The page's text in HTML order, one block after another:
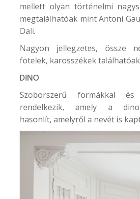
mellett olyan történelmi
megtalálhatóak mint Antoni
Dali.
Nagyon jellegzetes, össze
fotelek, karosszékek
DINO
Szoborszerű formákkal
rendelkezik, amely a
hasonlít, amelyről a nevét is